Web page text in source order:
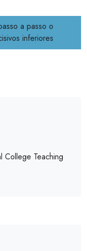
a passo o
inferiores
College Teaching